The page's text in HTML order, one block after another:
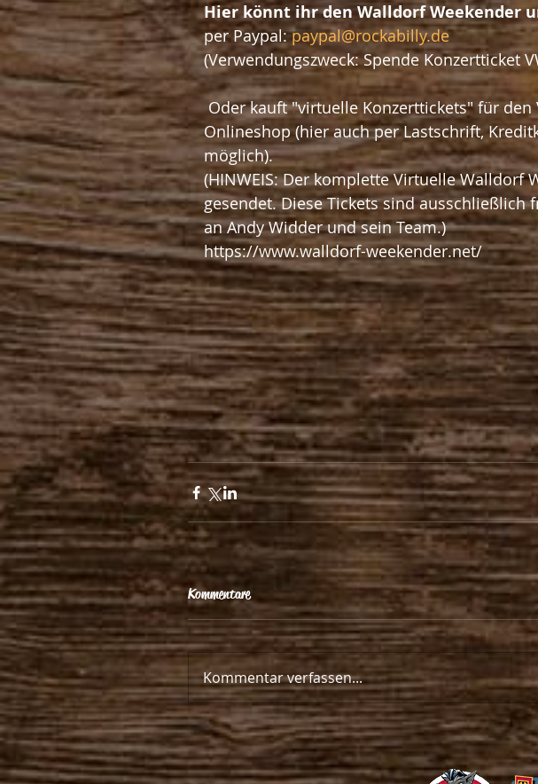
Hier könnt ihr den Walldorf Weekender
per Paypal: paypal@rockabilly.de
(Verwendungszweck: Spende Konzertticket
Oder kauft "virtuelle Konzerttickets" für den VWW 2021 über den
Onlineshop (hier auch per Lastschrift,
möglich).
(HINWEIS: Der komplette Virtuelle Walldorf
gesendet. Diese Tickets sind
an Andy Widder und sein Team.)
https://www.walldorf-weekender.net/
Kommentare
Kommentar verfassen...